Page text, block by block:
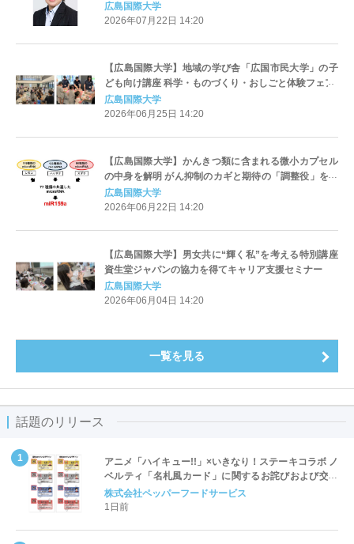
業団シンポジウム開催
広島国際大学
2026年07月22日 14:20
【広島国際大学】地域の学び舎「広国市民大学」の子
ども向け講座 科学・ものづくり・おしごと体験フェア
広島国際大学
2026年06月25日 14:20
【広島国際大学】かんきつ類に含まれる微小カプセル
の中身を解明 がん抑制のカギと期待の「調整役」を発
見
広島国際大学
2026年06月22日 14:20
【広島国際大学】男女共に“輝く私”を考える特別講座
資生堂ジャパンの協力を得てキャリア支援セミナー
広島国際大学
2026年06月04日 14:20
一覧を見る
話題のリリース
アニメ「ハイキュー!!」×いきなり！ステーキコラボ ノ
ベルティ「名札風カード」に関するお詫びおよび交換
対応についてのご案内
株式会社ペッパーフードサービス
1日前